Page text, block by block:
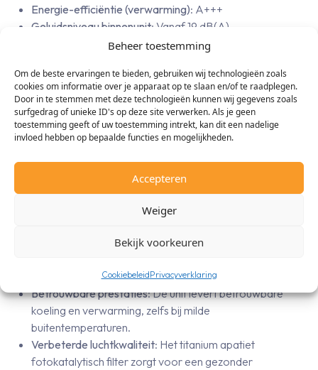
Beheer toestemming
Om de beste ervaringen te bieden, gebruiken wij technologieën zoals
cookies om informatie over je apparaat op te slaan en/of te raadplegen.
Door in te stemmen met deze technologieën kunnen wij gegevens zoals
surfgedrag of unieke ID's op deze site verwerken. Als je geen
toestemming geeft of uw toestemming intrekt, kan dit een nadelige
invloed hebben op bepaalde functies en mogelijkheden.
Accepteren
Weiger
Bekijk voorkeuren
CookiebeleidPrivacyverklaring
Energie-efficiëntie (verwarming): A+++
Geluidsniveau binnenunit: Vanaf 19 dB(A)
Afmetingen binnenunit (B x H x D): 798 x 295 x 189 mm
Koudemiddel: R32
Energiezuinig: De Daikin Stylish 3,5 kW is ontworpen
voor laag energieverbruik, wat resulteert in lagere
Stil en comfortabel: Het lage geluidsniveau maakt deze
slaapkamers, kleine kantoren of studeerkamers.
Betrouwbare prestaties: De unit levert betrouwbare
koeling en verwarming, zelfs bij milde
buitentemperaturen.
Verbeterde luchtkwaliteit: Het titanium apatiet
fotokatalytisch filter zorgt voor een gezonder